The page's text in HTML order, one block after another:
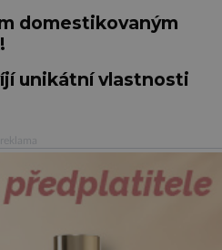
domestikovaným
unikátní vlastnosti